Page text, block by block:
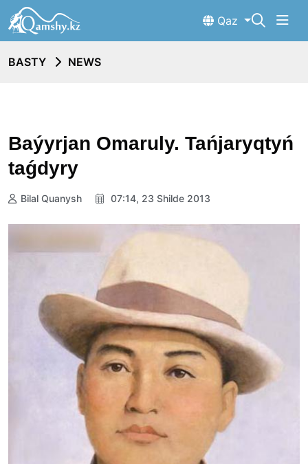
Qaz
BASTY NEWS
Baýyrjan Omaruly. Tańjaryqtyń
taǵdyry
Bilal Quanysh 07:14, 23 Shilde 2013